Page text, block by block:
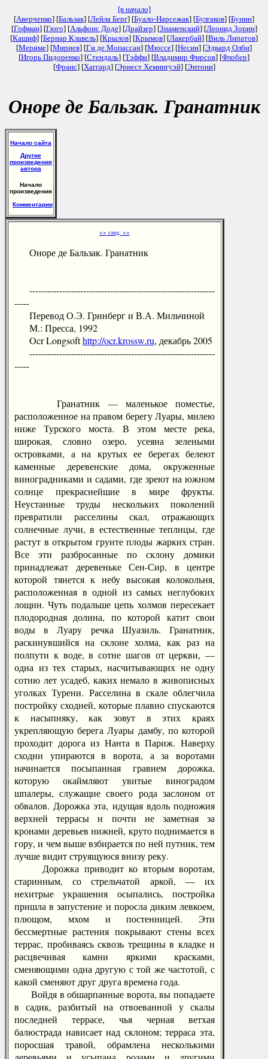
[в начало]
[Аверченко] [Бальзак] [Лейла Берг] [Буало-Нарсежак] [Булгаков] [Бунин]
[Гофман] [Гюго] [Альфонс Доде] [Драйзер] [Знаменский] [Леонид Зорин]
[Кашиф] [Бернар Клавель] [Крылов] [Крымов] [Лакербай] [Виль Липатов]
[Мериме] [Мирнев] [Ги де Мопассан] [Мюссе] [Несин] [Эдвард Олби]
[Игорь Пидоренко] [Стендаль] [Тэффи] [Владимир Фирсов] [Флобер]
[Франс] [Хаггард] [Эрнест Хемингуэй] [Энтони]
Оноре де Бальзак. Гранатник
Начало сайта
Другие
произведения
автора
Начало
произведения
Комментарии
>> след. >>
Оноре де Бальзак. Гранатник
--------------------------------------------------------------
-----
Перевод О.Э. Гринберг и В.А. Мильчиной
М.: Пресса, 1992
Ocr Longsofthttp://ocr.krossw.ru, декабрь 2005
--------------------------------------------------------------
-----
Гранатник — маленькое поместье,
расположенное на правом берегу Луары, милею
ниже Турского моста. В этом месте река,
широкая, словно озеро, усеяна зелеными
островками, а на крутых ее берегах белеют
каменные деревенские дома, окруженные
виноградниками и садами, где зреют на южном
солнце прекраснейшие в мире фрукты.
Неустанные труды нескольких поколений
превратили расселины скал, отражающих
солнечные лучи, в естественные теплицы, где
растут в открытом грунте плоды жарких стран.
Все эти разбросанные по склону домики
принадлежат деревеньке Сен-Сир, в центре
которой тянется к небу высокая колокольня,
расположенная в одной из самых неглубоких
лощин. Чуть подальше цепь холмов пересекает
плодородная долина, по которой катит свои
воды в Луару речка Шуазиль. Гранатник,
раскинувшийся на склоне холма, как раз на
полпути к воде, в сотне шагов от церкви, —
одна из тех старых, насчитывающих не одну
сотню лет усадеб, каких немало в живописных
уголках Турени. Расселина в скале облегчила
постройку сходней, которые плавно спускаются
к насыпняку, как зовут в этих краях
укрепляющую берега Луары дамбу, по которой
проходит дорога из Нанта в Париж. Наверху
сходни упираются в ворота, а за воротами
начинается посыпанная гравием дорожка,
которую окаймляют увитые виноградом
шпалеры, служащие своего рода заслоном от
обвалов. Дорожка эта, идущая вдоль подножия
верхней террасы и почти не заметная за
кронами деревьев нижней, круто поднимается в
гору, и чем выше взбирается по ней путник, тем
лучше видит струящуюся внизу реку.
Дорожка приводит ко вторым воротам,
старинным, со стрельчатой аркой, — их
нехитрые украшения осыпались, постройка
пришла в запустение и поросла диким левкоем,
плющом, мхом и постенницей. Эти
бессмертные растения покрывают стены всех
террас, пробиваясь сквозь трещины в кладке и
расцвечивая камни яркими красками,
сменяющими одна другую с той же частотой, с
какой сменяют друг друга времена года.
Войдя в обшарпанные ворота, вы попадаете
в садик, разбитый на отвоеванной у скалы
последней террасе, чья черная ветхая
балюстрада нависает над склоном; терраса эта,
поросшая травой, обрамлена несколькими